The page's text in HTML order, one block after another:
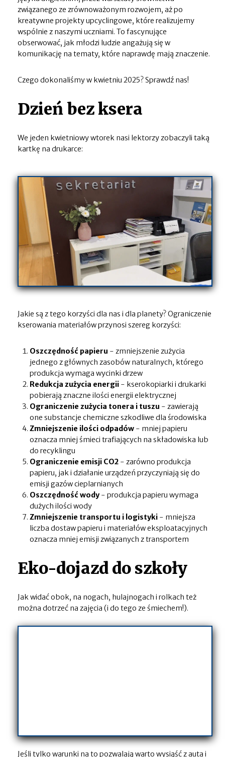
związanego ze zrównoważonym rozwojem, aż po
kreatywne projekty upcyclingowe, które realizujemy
wspólnie z naszymi uczniami. To fascynujące
obserwować, jak młodzi ludzie angażują się w
komunikację na tematy, które naprawdę mają znaczenie.
Czego dokonaliśmy w kwietniu 2025? Sprawdź nas!
Dzień bez ksera
We jeden kwietniowy wtorek nasi lektorzy zobaczyli taką
kartkę na drukarce:
Jakie są z tego korzyści dla nas i dla planety? Ograniczenie
kserowania materiałów przynosi szereg korzyści:
Oszczędność papieru - zmniejszenie zużycia
jednego z głównych zasobów naturalnych, którego
produkcja wymaga wycinki drzew
Redukcja zużycia energii - kserokopiarki i drukarki
pobierają znaczne ilości energii elektrycznej
Ograniczenie zużycia tonera i tuszu - zawierają
one substancje chemiczne szkodliwe dla środowiska
Zmniejszenie ilości odpadów - mniej papieru
oznacza mniej śmieci trafiających na składowiska lub
do recyklingu
Ograniczenie emisji CO2 - zarówno produkcja
papieru, jak i działanie urządzeń przyczyniają się do
emisji gazów cieplarnianych
Oszczędność wody- produkcja papieru wymaga
dużych ilości wody
Zmniejszenie transportu i logistyki - mniejsza
liczba dostaw papieru i materiałów eksploatacyjnych
oznacza mniej emisji związanych z transportem
Eko-dojazd do szkoły
Jak widać obok, na nogach, hulajnogach i rolkach też
można dotrzeć na zajęcia (i do tego ze śmiechem!).
Jeśli tylko warunki na to pozwalają warto wysiąść z auta i